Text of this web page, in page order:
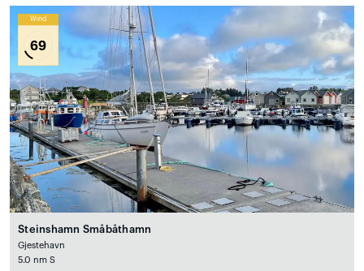
Wind
69
Steinshamn Småbåthamn
Gjestehavn
5.0 nm S